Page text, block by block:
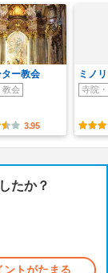
ー教会
教会
3.95
ミノ
寺院
たか？
ントがたまる